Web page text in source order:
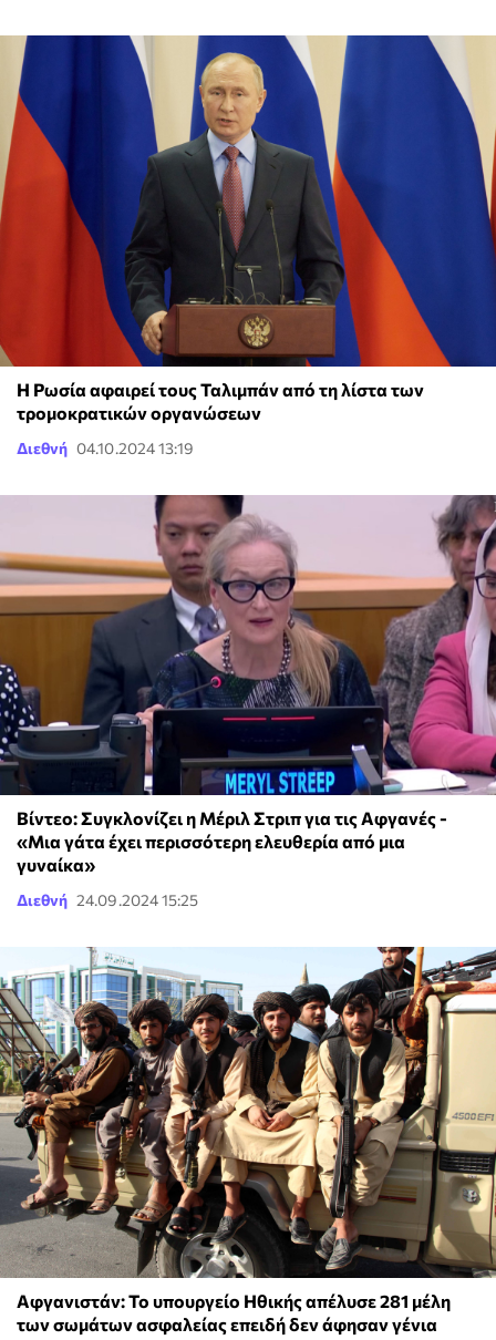
Η Ρωσία αφαιρεί τους Ταλιμπάν από τη λίστα των
τρομοκρατικών οργανώσεων
Διεθνή 04.10.2024 13:19
Βίντεο: Συγκλονίζει η Μέριλ Στριπ για τις Αφγανές -
«Μια γάτα έχει περισσότερη ελευθερία από μια
γυναίκα»
Διεθνή 24.09.2024 15:25
Αφγανιστάν: Το υπουργείο Ηθικής απέλυσε 281 μέλη
των σωμάτων ασφαλείας επειδή δεν άφησαν γένια